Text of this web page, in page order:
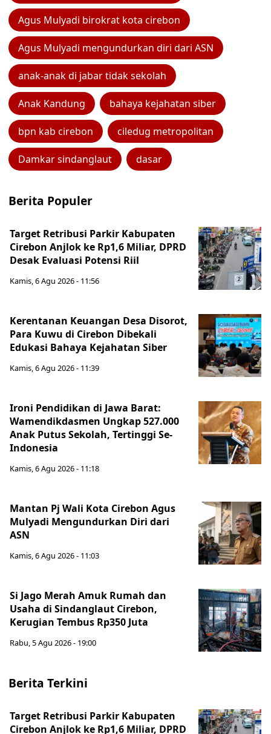
Agus Mulyadi birokrat kota cirebon
Agus Mulyadi mengundurkan diri dari ASN
anak-anak di jabar tidak sekolah
Anak Kandung bahaya kejahatan siber
bpn kab cirebon ciledug metropolitan
Damkar sindanglaut dasar
Berita Populer
Target Retribusi Parkir Kabupaten
Cirebon Anjlok ke Rp1,6 Miliar, DPRD
Desak Evaluasi Potensi Riil
Kamis, 6 Agu 2026 - 11:56
Kerentanan Keuangan Desa Disorot,
Para Kuwu di Cirebon Dibekali
Edukasi Bahaya Kejahatan Siber
Kamis, 6 Agu 2026 - 11:39
Ironi Pendidikan di Jawa Barat:
Wamendikdasmen Ungkap 527.000
Anak Putus Sekolah, Tertinggi Se-
Indonesia
Kamis, 6 Agu 2026 - 11:18
Mantan Pj Wali Kota Cirebon Agus
Mulyadi Mengundurkan Diri dari
ASN
Kamis, 6 Agu 2026 - 11:03
Si Jago Merah Amuk Rumah dan
Usaha di Sindanglaut Cirebon,
Kerugian Tembus Rp350 Juta
Rabu, 5 Agu 2026 - 19:00
Berita Terkini
Target Retribusi Parkir Kabupaten
Cirebon Anjlok ke Rp1,6 Miliar, DPRD